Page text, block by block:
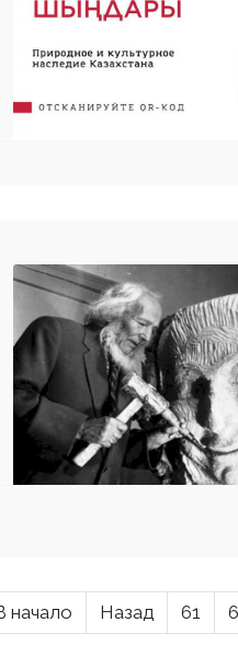
начало Назад 61